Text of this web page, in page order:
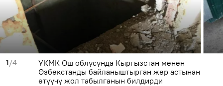
1/4
УКМК Ош облусунда Кыргызстан менен
Өзбекстанды байланыштырган жер астынан
өтүүчү жол табылганын билдирди